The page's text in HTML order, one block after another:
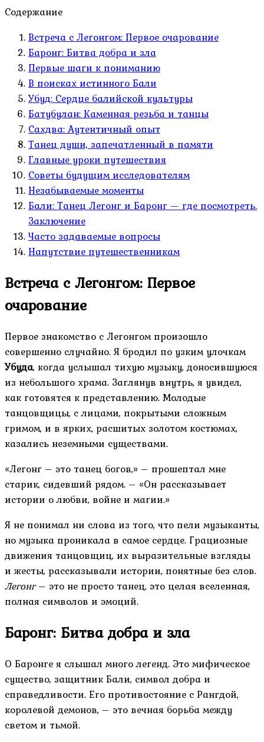
Содержание
Встреча с Легонгом: Первое очарование
Баронг: Битва добра и зла
Первые шаги к пониманию
В поисках истинного Бали
Убуд: Сердце балийской культуры
Батубулан: Каменная резьба и танцы
Сахдва: Аутентичный опыт
Танец души, запечатленный в памяти
Главные уроки путешествия
Советы будущим исследователям
Незабываемые моменты
Бали: Танец Легонг и Баронг — где посмотреть.
Заключение
Часто задаваемые вопросы
Напутствие путешественникам
Встреча с Легонгом: Первое
очарование
Первое знакомство с Легонгом произошло
совершенно случайно. Я бродил по узким улочкам
Убуда, когда услышал тихую музыку, доносившуюся
из небольшого храма. Заглянув внутрь, я увидел,
как готовятся к представлению. Молодые
танцовщицы, с лицами, покрытыми сложным
гримом, и в ярких, расшитых золотом костюмах,
казались неземными существами.
«Легонг – это танец богов,» – прошептал мне
старик, сидевший рядом. – «Он рассказывает
истории о любви, войне и магии.»
Я не понимал ни слова из того, что пели музыканты,
но музыка проникала в самое сердце. Грациозные
движения танцовщиц, их выразительные взгляды
и жесты, рассказывали истории, понятные без слов.
Легонг– это не просто танец, это целая вселенная,
полная символов и эмоций.
Баронг: Битва добра и зла
О Баронге я слышал много легенд. Это мифическое
существо, защитник Бали, символ добра и
справедливости. Его противостояние с Рангдой,
королевой демонов, – это вечная борьба между
светом и тьмой.